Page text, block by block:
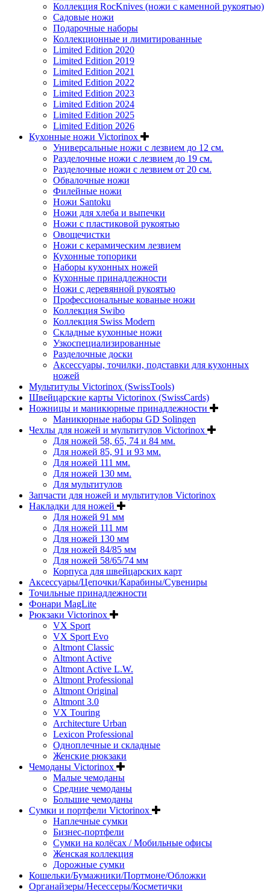
Коллекция RocKnives (ножи с каменной рукоятью)
Садовые ножи
Подарочные наборы
Коллекционные и лимитированные
Limited Edition 2020
Limited Edition 2019
Limited Edition 2021
Limited Edition 2022
Limited Edition 2023
Limited Edition 2024
Limited Edition 2025
Limited Edition 2026
Кухонные ножи Victorinox
Универсальные ножи с лезвием до 12 см.
Разделочные ножи с лезвием до 19 см.
Разделочные ножи с лезвием от 20 см.
Обвалочные ножи
Филейные ножи
Ножи Santoku
Ножи для хлеба и выпечки
Ножи с пластиковой рукоятью
Овощечистки
Ножи с керамическим лезвием
Кухонные топорики
Наборы кухонных ножей
Кухонные принадлежности
Ножи с деревянной рукоятью
Профессиональные кованые ножи
Коллекция Swibo
Коллекция Swiss Modern
Складные кухонные ножи
Узкоспециализированные
Разделочные доски
Аксессуары, точилки, подставки для кухонных
ножей
Мультитулы Victorinox (SwissTools)
Швейцарские карты Victorinox (SwissCards)
Ножницы и маникюрные принадлежности
Маникюрные наборы GD Solingen
Чехлы для ножей и мультитулов Victorinox
Для ножей 58, 65, 74 и 84 мм.
Для ножей 85, 91 и 93 мм.
Для ножей 111 мм.
Для ножей 130 мм.
Для мультитулов
Запчасти для ножей и мультитулов Victorinox
Накладки для ножей
Для ножей 91 мм
Для ножей 111 мм
Для ножей 130 мм
Для ножей 84/85 мм
Для ножей 58/65/74 мм
Корпуса для швейцарских карт
Аксессуары/Цепочки/Карабины/Сувениры
Точильные принадлежности
Фонари MagLite
Рюкзаки Victorinox
VX Sport
VX Sport Evo
Altmont Classic
Altmont Active
Altmont Active L.W.
Altmont Professional
Altmont Original
Altmont 3.0
VX Touring
Architecture Urban
Lexicon Professional
Одноплечные и складные
Женские рюкзаки
Чемоданы Victorinox
Малые чемоданы
Средние чемоданы
Большие чемоданы
Сумки и портфели Victorinox
Наплечные сумки
Бизнес-портфели
Сумки на колёсах / Мобильные офисы
Женская коллекция
Дорожные сумки
Кошельки/Бумажники/Портмоне/Обложки
Органайзеры/Несессеры/Косметички